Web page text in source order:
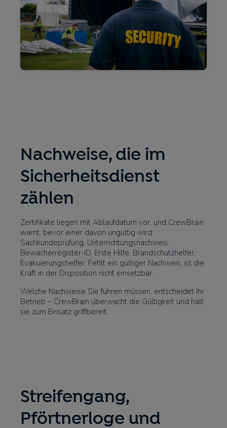
Nachweise, die im
Sicherheitsdienst
zählen
Zertifikate liegen mit Ablaufdatum vor, und CrewBrain
warnt, bevor einer davon ungültig wird:
Sachkundeprüfung, Unterrichtungsnachweis,
Bewacherregister-ID, Erste Hilfe, Brandschutzhelfer,
Evakuierungshelfer. Fehlt ein gültiger Nachweis, ist die
Kraft in der Disposition nicht einsetzbar.
Welche Nachweise Sie führen müssen, entscheidet Ihr
Betrieb – CrewBrain überwacht die Gültigkeit und hält
sie zum Einsatz griffbereit.
Streifengang,
Pförtnerloge und